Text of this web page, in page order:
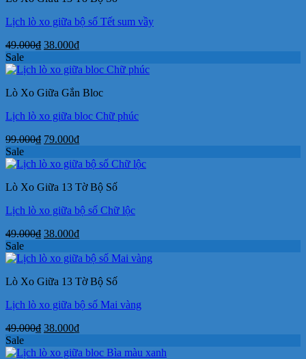
Lịch lò xo giữa bộ số Tết sum vầy
49.000₫ Giá
là:
38.000₫Giá
tại
38.000₫.
Sale
Lò Xo Giữa Gắn Bloc
Lịch lò xo giữa bloc Chữ phúc
99.000₫ Giá
là:
79.000₫Giá
tại
79.000₫.
Sale
Lò Xo Giữa 13 Tờ Bộ Số
Lịch lò xo giữa bộ số Chữ lộc
49.000₫ Giá
là:
38.000₫Giá
tại
38.000₫.
Sale
Lò Xo Giữa 13 Tờ Bộ Số
Lịch lò xo giữa bộ số Mai vàng
49.000₫ Giá
là:
38.000₫Giá
tại
Sale